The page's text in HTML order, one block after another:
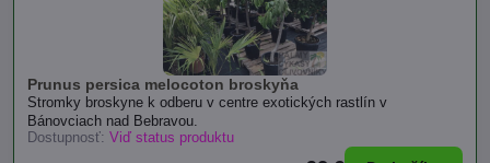
Prunus persica melocoton broskyňa
Stromky broskyne k odberu v centre exotických rastlín v
Bánovciach nad Bebravou.
Dostupnosť: Viď status produktu